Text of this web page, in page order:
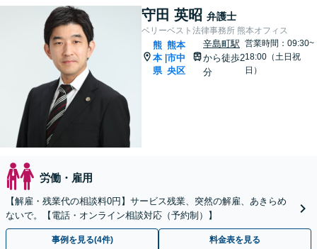
守田 英昭 弁護士
ベリーベスト法律事務所 熊本オフィス
熊
本
県
|
熊本
市中
央区
辛島町駅
から徒歩2
分
営業時間：09:30~
18:00（土日祝
日）
労働・雇用
【解雇・残業代の相談料0円】サービス残業、突然の解雇、あきらめ
ないで。【電話・オンライン相談対応（予約制）】
事例を見る(4件) 料金表を見る